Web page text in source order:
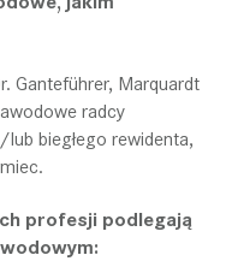
Ganteführer, Marquardt
radcy
biegłego rewidenta,
profesji podlegają